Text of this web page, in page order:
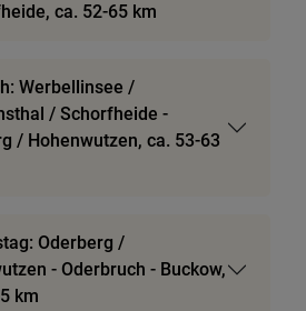
ca. 52-65 km
Werbellinsee /
/ Schorfheide -
/ Hohenwutzen, ca. 53-63
Oderberg /
- Oderbruch - Buckow,
km